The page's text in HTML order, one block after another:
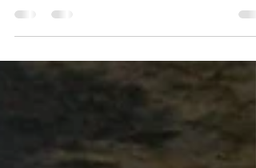
d'enseignements sur la vie, sur moi-même et les
autres